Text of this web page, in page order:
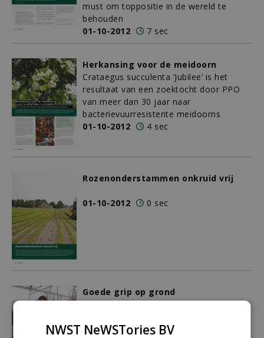
must om toppositie in de wereld te
behouden
01-10-2012
7 sec
Herkansing voor de meidoorn
Crataegus succulenta ‘Jubilee’ is het
resultaat van een zoektocht door PPO
van meer dan 30 jaar naar
bacterievuurresistente meidoorns
01-10-2012
4 sec
Rozenonderstammen onkruid vrij
01-10-2012 0 sec
Goede grip op grond
RHP ontwikkelt referentiewaarde voor
01-10-2012
1 sec
NWST NeWSTories BV